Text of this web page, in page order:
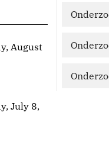
August
July 8,